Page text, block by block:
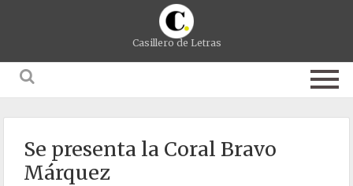
Casillero de Letras
Se presenta la Coral Bravo
Márquez